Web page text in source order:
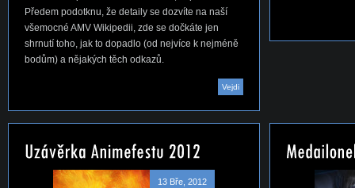
Předem podotknu, že detaily se dozvíte na naší
všemocné AMV Wikipedii, zde se dočkáte jen
shrnutí toho, jak to dopadlo (od nejvíce k nejméně
bodům) a nějakých těch odkazů.
Vejdi
13 Bře, 2012